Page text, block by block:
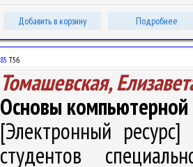
Добавить в корзину Подробнее
85 Т56
Томашевская,
Основы
[Электронный
студентов